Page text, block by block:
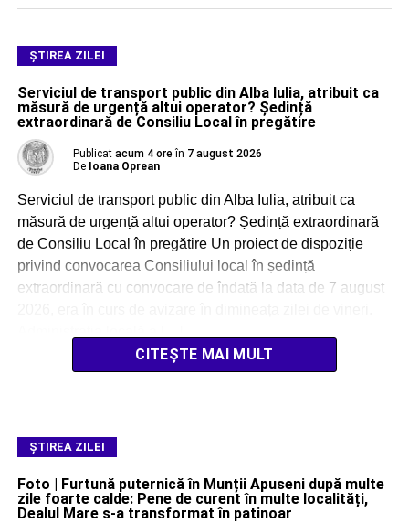
ŞTIREA ZILEI
Serviciul de transport public din Alba Iulia, atribuit ca
măsură de urgență altui operator? Ședință
extraordinară de Consiliu Local în pregătire
Publicat acum 4 ore în 7 august 2026
De Ioana Oprean
Serviciul de transport public din Alba Iulia, atribuit ca
măsură de urgență altui operator? Ședință extraordinară
de Consiliu Local în pregătire Un proiect de dispoziție
privind convocarea Consiliului local în ședință
extraordinară cu convocare de îndată la data de 7 august
CITEȘTE MAI MULT
ŞTIREA ZILEI
Foto | Furtună puternică în Munții Apuseni după multe
zile foarte calde: Pene de curent în multe localități,
Dealul Mare s-a transformat în patinoar